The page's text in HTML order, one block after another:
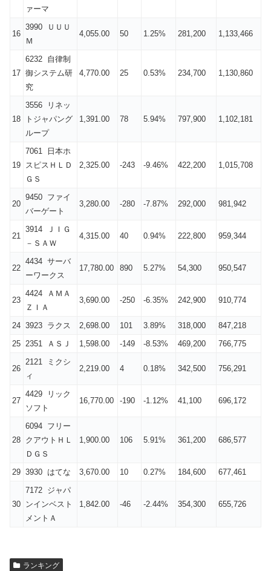
ァーマ
16
3990 ＵＵＵ
Ｍ
4,055.00 50 1.25% 281,200 1,133,466
17
6232 自律制
御システム研
究
4,770.00 25 0.53% 234,700 1,130,860
18
3556 リネッ
トジャパング
ループ
1,391.00 78 5.94% 797,900 1,102,181
19
7061 日本ホ
スピスＨＬＤ
ＧＳ
2,325.00 -243 -9.46% 422,200 1,015,708
20
9450 ファイ
バーゲート
3,280.00 -280 -7.87% 292,000 981,942
21
3914 ＪＩＧ
－ＳＡＷ
4,315.00 40 0.94% 222,800 959,344
22
4434 サーバ
ーワークス
17,780.00 890 5.27% 54,300 950,547
23
4424 ＡＭＡ
ＺＩＡ
3,690.00 -250 -6.35% 242,900 910,774
24 3923 ラクス 2,698.00 101 3.89% 318,000
847,218
25 2351 ＡＳＪ 1,598.00 -149 -8.53% 469,200 766,775
26
2121 ミクシ
ィ
2,219.00 4 0.18% 342,500 756,291
27
4429 リック
ソフト
16,770.00 -190 -1.12% 41,100 696,172
28
6094 フリー
クアウトＨＬ
ＤＧＳ
1,900.00 106 5.91% 361,200 686,577
29 3930 はてな 3,670.00 10 0.27% 184,600 677,461
30
7172 ジャパ
ンインベスト
メントＡ
1,842.00 -46 -2.44% 354,300 655,726
ランキング